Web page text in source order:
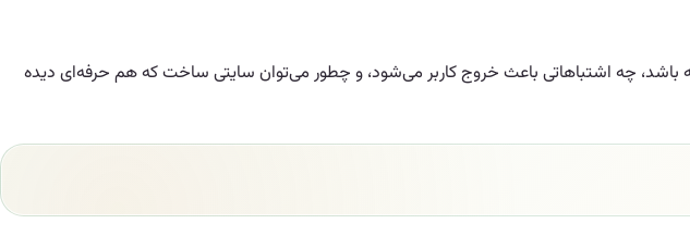
باشد، چه اشتباهاتی باعث خروج کاربر می‌شود، و چطور می‌توان سایتی ساخت که هم حرفه‌ای دیده